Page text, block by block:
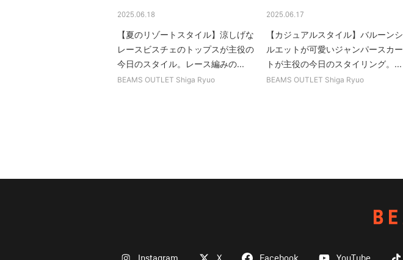
2025.06.18
【夏のリゾートスタイル】涼しげな
レースビスチェのトップスが主役の
今日のスタイル。レース編みの...
BEAMS OUTLET Shiga Ryuo
2025.06.17
【カジュアルスタイル】バルーンシ
ルエットが可愛いジャンパースカー
トが主役の今日のスタイリング。...
BEAMS OUTLET Shiga Ryuo